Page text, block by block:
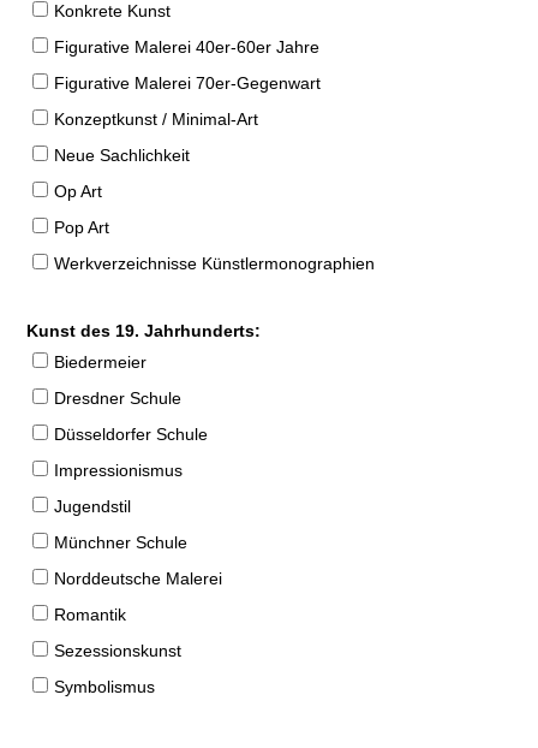
Konkrete Kunst
Figurative Malerei 40er-60er Jahre
Figurative Malerei 70er-Gegenwart
Konzeptkunst / Minimal-Art
Neue Sachlichkeit
Op Art
Pop Art
Werkverzeichnisse Künstlermonographien
Kunst des 19. Jahrhunderts:
Biedermeier
Dresdner Schule
Düsseldorfer Schule
Impressionismus
Jugendstil
Münchner Schule
Norddeutsche Malerei
Romantik
Sezessionskunst
Symbolismus